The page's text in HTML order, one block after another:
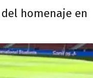
homenaje en